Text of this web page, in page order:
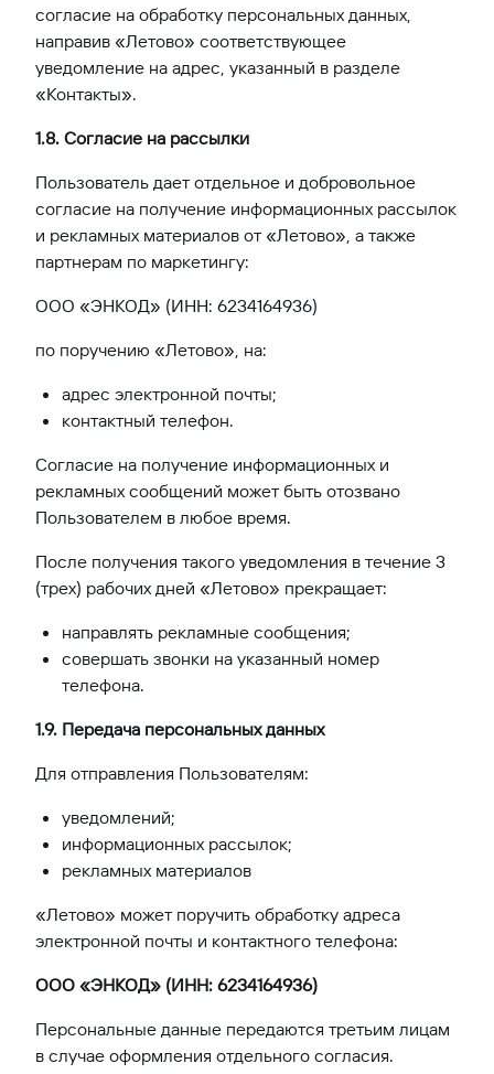
согласие на обработку персональных данных,
направив «Летово» соответствующее
уведомление на адрес, указанный в разделе
«Контакты».
1.8. Согласие на рассылки
Пользователь дает отдельное и добровольное
согласие на получение информационных рассылок
и рекламных материалов от «Летово», а также
партнерам по маркетингу:
ООО «ЭНКОД» (ИНН: 6234164936)
по поручению «Летово», на:
адрес электронной почты;
контактный телефон.
Согласие на получение информационных и
рекламных сообщений может быть отозвано
Пользователем в любое время.
После получения такого уведомления в течение 3
(трех) рабочих дней «Летово» прекращает:
направлять рекламные сообщения;
совершать звонки на указанный номер
телефона.
1.9. Передача персональных данных
Для отправления Пользователям:
уведомлений;
информационных рассылок;
рекламных материалов
«Летово» может поручить обработку адреса
электронной почты и контактного телефона:
ООО «ЭНКОД» (ИНН: 6234164936)
Персональные данные передаются третьим лицам
в случае оформления отдельного согласия.